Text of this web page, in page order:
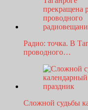
Радио: точка. В
проводного…
Сложной судьбы